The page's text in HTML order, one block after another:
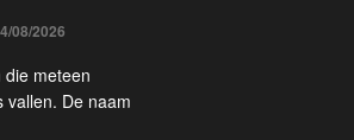
08/2026
meteen
vallen. De naam